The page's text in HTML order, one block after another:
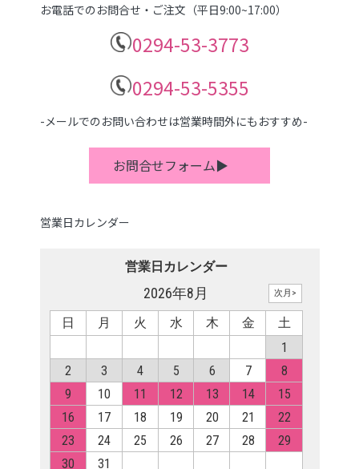
お電話でのお問合せ・ご注文（平日9:00~17:00）
0294-53-3773
0294-53-5355
-メールでのお問い合わせは営業時間外にもおすすめ-
お問合せフォーム▶
営業日カレンダー